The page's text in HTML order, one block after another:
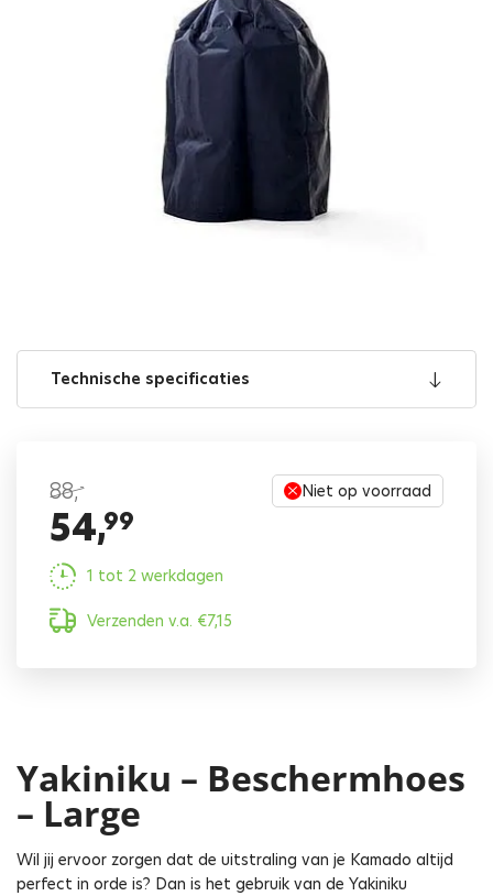
Technische specificaties
54,99
88,- Niet op voorraad
1 tot 2 werkdagen
Verzenden v.a. €7,15
Yakiniku – Beschermhoes
– Large
Wil jij ervoor zorgen dat de uitstraling van je Kamado altijd
perfect in orde is? Dan is het gebruik van de Yakiniku